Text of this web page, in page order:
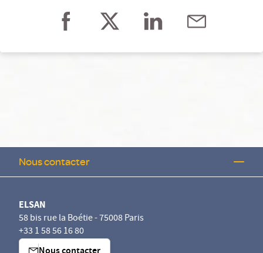
Nous contacter
ELSAN
58 bis rue la Boétie - 75008 Paris
+33 1 58 56 16 80